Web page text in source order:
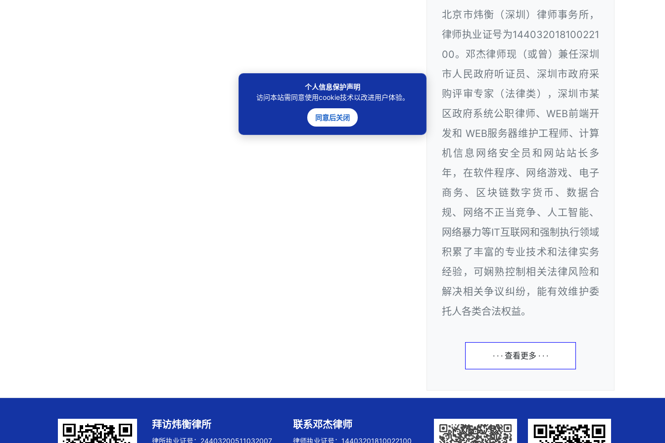
北京市炜衡（深圳）律师事务所，
律师执业证号为144032018100221
00。邓杰律师现（或曾）兼任深圳
市人民政府听证员、深圳市政府采
购评审专家（法律类），深圳市某
区政府系统公职律师、WEB前端开
发和 WEB服务器维护工程师、计算
机信息网络安全员和网站站长多
年，在软件程序、网络游戏、电子
商务、区块链数字货币、数据合
规、网络不正当竞争、人工智能、
网络暴力等IT互联网和强制执行领域
积累了丰富的专业技术和法律实务
经验，可娴熟控制相关法律风险和
解决相关争议纠纷，能有效维护委
托人各类合法权益。
· · · 查看更多 · · ·
拜访炜衡律所
律所执业证号：24403200511032007
联系邓杰律师
律师执业证号：14403201810022100
个人信息保护声明
访问本站需同意使用cookie技术以改进用户体验。
同意后关闭